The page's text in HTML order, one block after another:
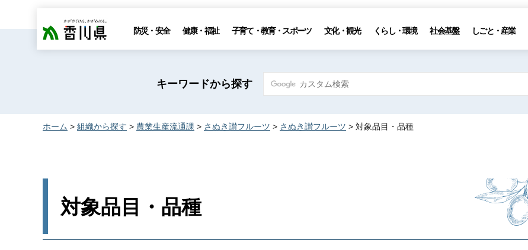
香川県 防災・安全 健康・福祉 子育て・教育・スポーツ 文化・観光 くらし・環境 社会基盤 しごと・産業
キーワードから探す
ホーム > 組織から探す > 農業生産流通課 > さぬき讃フルーツ > さぬき讃フルーツ > 対象品目・品種
対象品目・品種